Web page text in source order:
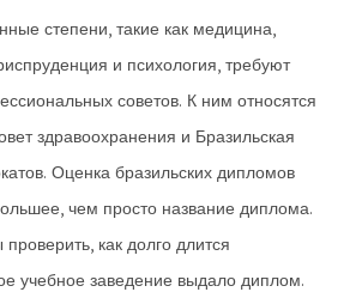
степени, такие как медицина,
и психология, требуют
советов. К ним относятся
здравоохранения и Бразильская
Оценка бразильских дипломов
чем просто название диплома.
как долго длится
учебное заведение выдало диплом.